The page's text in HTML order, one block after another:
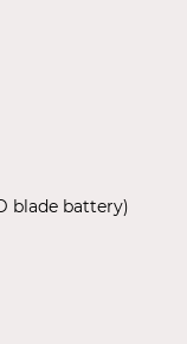
blade battery)